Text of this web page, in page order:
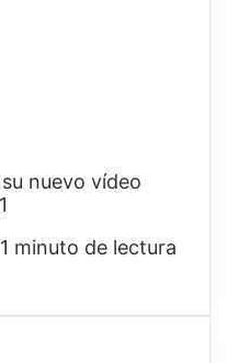
1 minuto de lectura